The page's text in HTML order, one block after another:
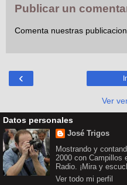
Publicar un
Comenta nuestras
‹
Ver
Datos personales
José Trigos
Mostrando y
2000 con Campillos
Radio. ¡Mira y
Ver todo mi perfil